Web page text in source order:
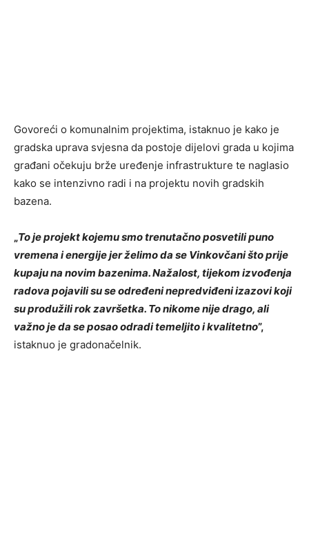
Govoreći o komunalnim projektima, istaknuo je kako je
gradska uprava svjesna da postoje dijelovi grada u kojima
građani očekuju brže uređenje infrastrukture te naglasio
kako se intenzivno radi i na projektu novih gradskih
bazena.
„To je projekt kojemu smo trenutačno posvetili puno
vremena i energije jer želimo da se Vinkovčani što prije
kupaju na novim bazenima. Nažalost, tijekom izvođenja
radova pojavili su se određeni nepredviđeni izazovi koji
su produžili rok završetka. To nikome nije drago, ali
važno je da se posao odradi temeljito i kvalitetno”,
istaknuo je gradonačelnik.